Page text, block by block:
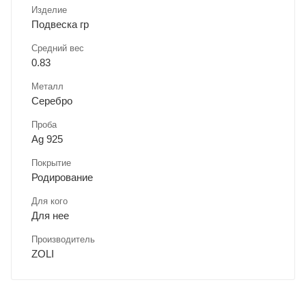
Изделие
Подвеска гр
Средний вес
0.83
Металл
Серебро
Проба
Ag 925
Покрытие
Родирование
Для кого
Для нее
Производитель
ZOLI